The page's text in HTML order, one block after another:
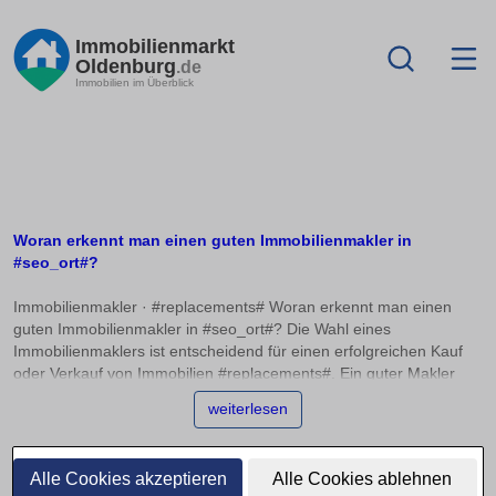
Alle Cookies akzeptieren Alle Cookies ablehnen
Immobilienmarkt
Oldenburg.de
Immobilien im Überblick
Woran erkennt man einen guten Immobilienmakler in
#seo_ort#?
Immobilienmakler · #replacements# Woran erkennt man einen
guten Immobilienmakler in #seo_ort#? Die Wahl eines
Immobilienmaklers ist entscheidend für einen erfolgreichen Kauf
oder Verkauf von Immobilien #replacements#. Ein guter Makler
zeichnet sich durch fundierte Qualifikationen, lokale Marktkenntnis
und glaubwürdige Referenzen aus. In diesem Artikel erfahren Sie,
Sie Bewertungen richtig einordnen können. Ein entscheidendes
Merkmal eines guten Immobilienmaklers #replacements# ist seine
weiterlesen